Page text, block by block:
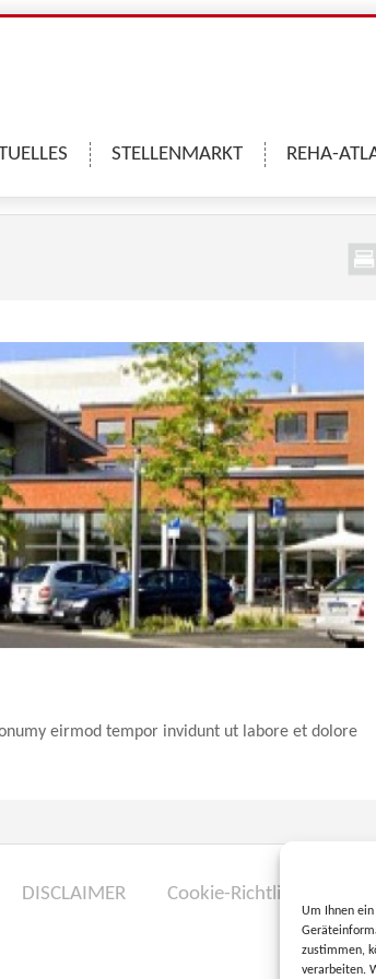
Um Ihnen
zustimmen,
verarbeiten.
STELLENMARKT REHA-
eirmod tempor invidunt ut labore et dolore
DISCLAIMER Cookie-Richtlinie (EU)